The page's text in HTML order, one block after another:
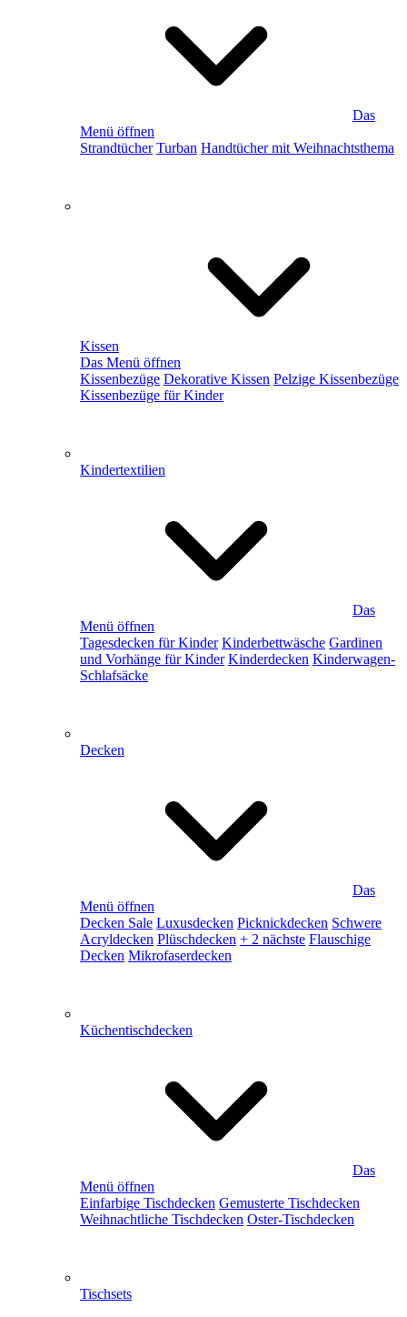
Das
Menü öffnen
Strandtücher Turban Handtücher mit Weihnachtsthema
Kissen
Das Menü öffnen
Kissenbezüge Dekorative Kissen Pelzige Kissenbezüge
Kissenbezüge für Kinder
Kindertextilien
Das
Menü öffnen
Tagesdecken für Kinder Kinderbettwäsche Gardinen
und Vorhänge für Kinder Kinderdecken Kinderwagen-
Schlafsäcke
Decken
Das
Menü öffnen
Decken Sale Luxusdecken Picknickdecken Schwere
Acryldecken Plüschdecken + 2 nächste Flauschige
Decken Mikrofaserdecken
Küchentischdecken
Das
Menü öffnen
Einfarbige Tischdecken Gemusterte Tischdecken
Weihnachtliche Tischdecken Oster-Tischdecken
Tischsets